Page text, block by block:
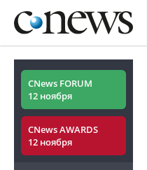
CNews FORUM
12 ноября
CNews AWARDS
12 ноября